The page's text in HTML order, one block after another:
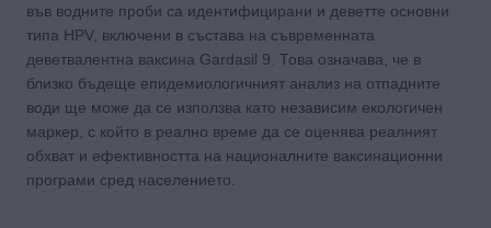
във водните проби са идентифицирани и деветте основни
типа HPV, включени в състава на съвременната
деветвалентна ваксина Gardasil 9. Това означава, че в
близко бъдеще епидемиологичният анализ на отпадните
води ще може да се използва като независим екологичен
маркер, с който в реално време да се оценява реалният
обхват и ефективността на националните ваксинационни
програми сред населението.